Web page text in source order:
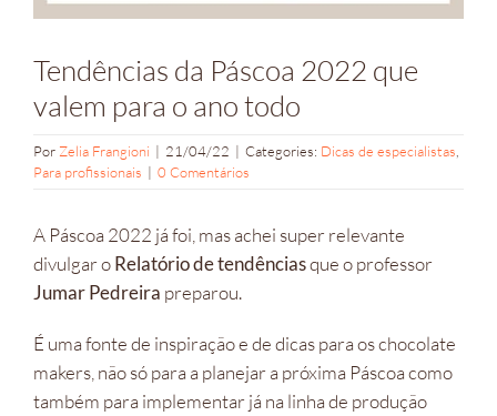
Tendências da Páscoa 2022 que
valem para o ano todo
Por Zelia Frangioni | 21/04/22 | Categories: Dicas de especialistas
Para profissionais | 0 Comentários
A Páscoa 2022 já foi, mas achei super relevante
divulgar oRelatório de tendênciasque o professor
Jumar Pedreira preparou.
É uma fonte de inspiração e de dicas para os chocolate
makers, não só para a planejar a próxima Páscoa como
também para implementar já na linha de produção